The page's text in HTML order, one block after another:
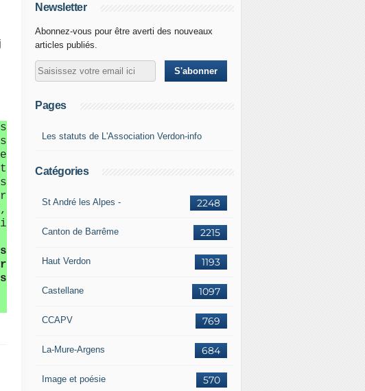
Newsletter
Abonnez-vous pour être averti des nouveaux
articles publiés.
Pages
Les statuts de L'Association Verdon-info
Catégories
2248
St André les Alpes -
2215
Canton de Barrême
1193
Haut Verdon
1097
Castellane
769
CCAPV
684
La-Mure-Argens
570
Image et poésie